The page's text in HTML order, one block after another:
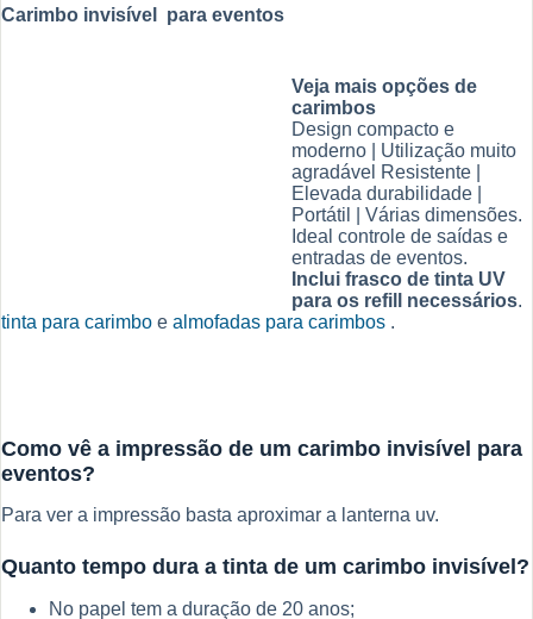
Carimbo invisível para eventos
Veja mais opções de
carimbos
Design compacto e
moderno | Utilização muito
agradável Resistente |
Elevada durabilidade |
Portátil | Várias dimensões.
Ideal controle de saídas e
entradas de eventos.
Inclui frasco de tinta UV
para os refill necessários.
tinta para carimbo e almofadas para carimbos .
Como vê a impressão de um carimbo invisível para
eventos?
Para ver a impressão basta aproximar a lanterna uv.
Quanto tempo dura a tinta de um carimbo invisível?
No papel tem a duração de 20 anos;